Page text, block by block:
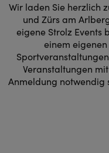
Wir laden Sie herzlich
und Zürs am
eigene Strolz Events
einem
Veranstaltungen
Anmeldung notwendig